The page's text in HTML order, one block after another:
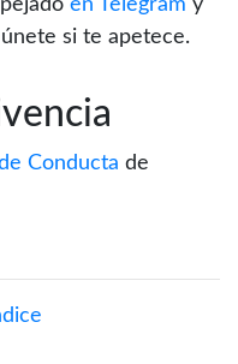
si te apetece.
Conducta de